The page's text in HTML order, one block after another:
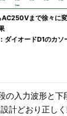
まで徐々に変
ダイオードD1のカソ
入力波形と下
計どおり正し